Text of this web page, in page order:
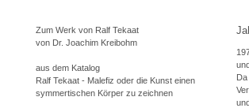
Zum Werk von Ralf Tekaat
von Dr. Joachim Kreibohm
aus dem Katalog
Ralf Tekaat - Malefiz oder die Kunst einen
symmertischen Körper zu zeichnen